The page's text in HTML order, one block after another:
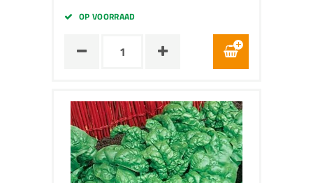
OP VOORRAAD